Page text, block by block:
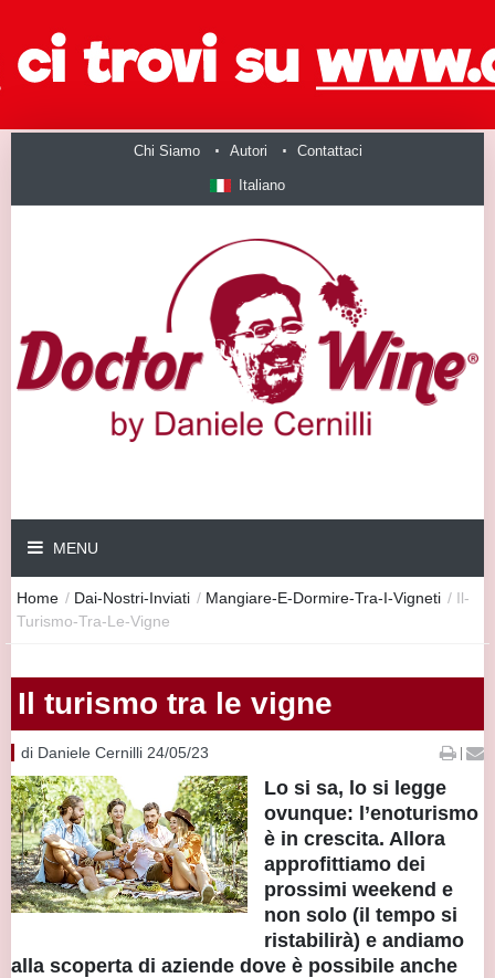
Chi Siamo Autori Contattaci
Italiano
MENU
Home / Dai-Nostri-Inviati / Mangiare-E-Dormire-Tra-I-Vigneti / Il-
Turismo-Tra-Le-Vigne
Il turismo tra le vigne
di Daniele Cernilli 24/05/23 |
Lo si sa, lo si legge
ovunque: l’enoturismo
è in crescita. Allora
approfittiamo dei
prossimi weekend e
non solo (il tempo si
ristabilirà) e andiamo
alla scoperta di aziende dove è possibile anche